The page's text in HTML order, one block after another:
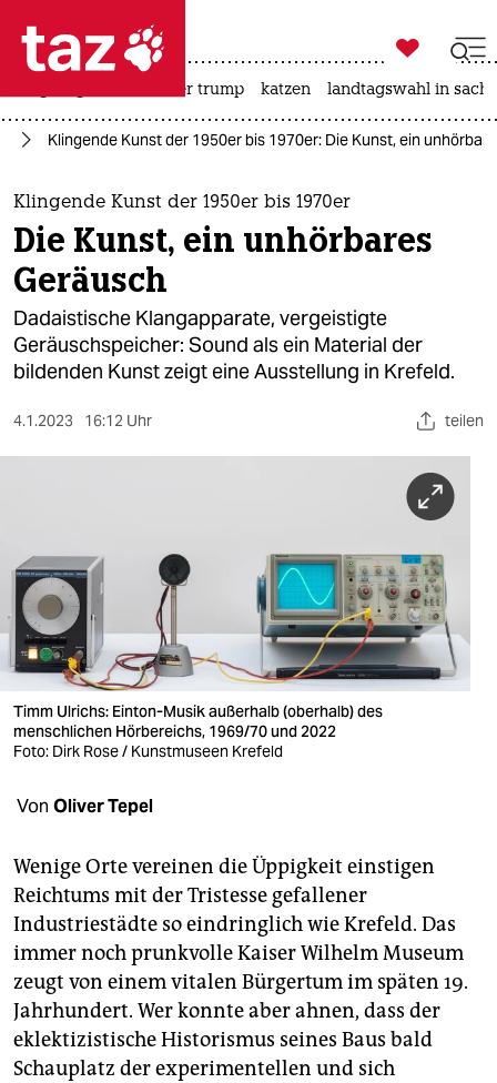
 taz zahl ich
taz zahl ich
themen
politik
öko
gesellschaft
sport
nord
wahrheit
verlag
verlag
veranstaltungen
unterstützen
abo
genossenschaft
epaper login

taz zahl ich
usa unter trump katzen landtagswahl in
Klingende Kunst der 1950er bis 1970er: Die Kunst, ein
Klingende Kunst der 1950er bis 1970er
Die Kunst, ein unhörbares
Geräusch
Dadaistische Klangapparate, vergeistigte
Geräuschspeicher: Sound als ein Material der
bildenden Kunst zeigt eine Ausstellung in Krefeld.
4.1.2023 16:12 Uhr teilen
Timm Ulrichs: Einton-Musik außerhalb (oberhalb) des
menschlichen Hörbereichs, 1969/70 und 2022
Foto: Dirk Rose / Kunstmuseen Krefeld
Von Oliver Tepel
Wenige Orte vereinen die Üppigkeit einstigen
Reichtums mit der Tristesse gefallener
Industriestädte so eindringlich wie Krefeld. Das
immer noch prunkvolle Kaiser Wilhelm Museum
zeugt von einem vitalen Bürgertum im späten 19.
Jahrhundert. Wer konnte aber ahnen, dass der
eklektizistische Historismus seines Baus bald
Schauplatz der experimentellen und sich